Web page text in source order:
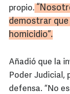
propio.
demostrar
homicidio”.
Añadió que la
Poder Judicial,
defensa. “No